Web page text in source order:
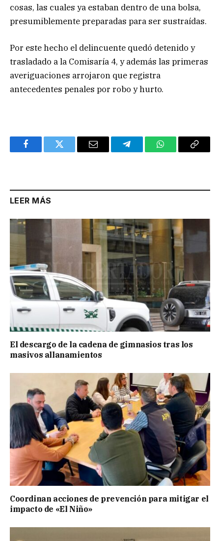
cosas, las cuales ya estaban dentro de una bolsa,
presumiblemente preparadas para ser sustraídas.
Por este hecho el delincuente quedó detenido y
trasladado a la Comisaría 4, y además las primeras
averiguaciones arrojaron que registra
antecedentes penales por robo y hurto.
FacebookTwitter Email TelegramWhatsAppCopy
LEER MÁS
El descargo de la cadena de gimnasios tras los
masivos allanamientos
Coordinan acciones de prevención para mitigar el
impacto de «El Niño»